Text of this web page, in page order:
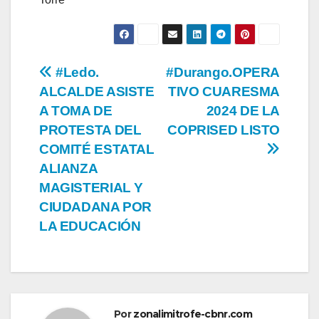
Navegación
de
entradas
#Durango.OPERA
TIVO CUARESMA
2024 DE LA
COPRISED LISTO
#Ledo.
ALCALDE ASISTE
A TOMA DE
PROTESTA DEL
COMITÉ ESTATAL
ALIANZA
MAGISTERIAL Y
CIUDADANA POR
LA EDUCACIÓN
Porzonalimitrofe-cbnr.com